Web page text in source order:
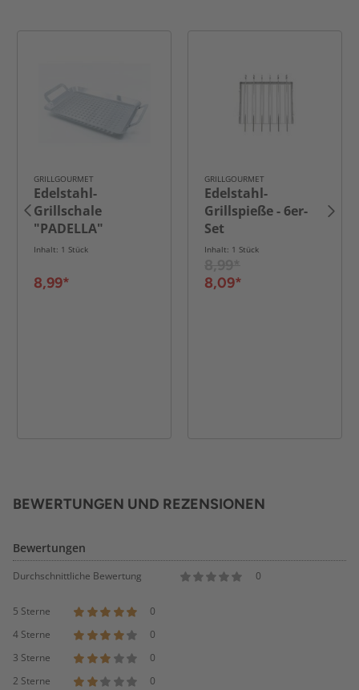
GRILLGOURMET
Edelstahl-
Grillschale
"PADELLA"
Inhalt: 1 Stück
8,99*
GRILLGOURMET
Edelstahl-
Grillspieße - 6er-
Set
Inhalt: 1 Stück
8,09*
BEWERTUNGEN UND REZENSIONEN
Bewertungen
Durchschnittliche Bewertung 0
5 Sterne
0
4 Sterne
0
3 Sterne
0
2 Sterne
0